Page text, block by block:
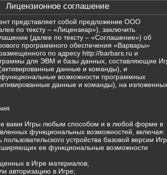
Лицензионное соглашение
представляет собой предложение ООО
по тексту – «Лицензиар»), заключить
(далее по тексту – «Соглашение») об
программного обеспечения «Варвары»
по адресу http://barbars.ru и
для ЭВМ и базы данных, составляющие
данные и команды), и
возможности программных
данные и команды), на
вами Игры любым способом и в любой форме в
функциональных возможностей, включая:
пользовательского устройства базовой версии
ее функциональные возможности
в Игре материалов;
авторизацию в Игре;